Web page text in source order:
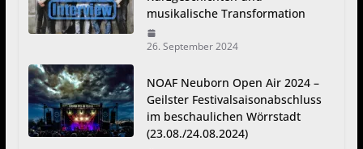
musikalische Transformation
26. September 2024
NOAF Neuborn Open Air 2024 –
Geilster Festivalsaisonabschluss
im beschaulichen Wörrstadt
(23.08./24.08.2024)